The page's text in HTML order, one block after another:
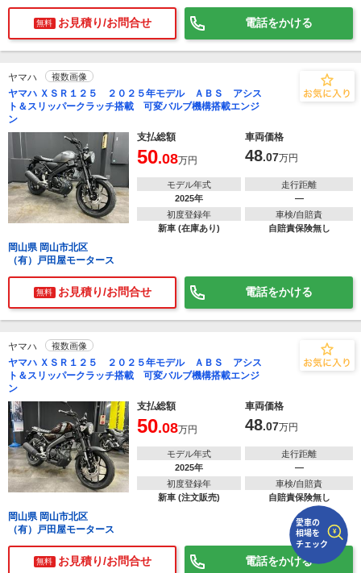
無料 お見積り/お問合せ 電話をかける
ヤマハ 複数画像
ヤマハ ＸＳＲ１２５ ２０２５年モデル ＡＢＳ アシス
ト＆スリッパークラッチ搭載 可変バルブ機構搭載エンジ
ン
支払総額
車両価格
50.08万円 48.07万円
モデル年式
2025年
走行距離
―
初度登録年
新車 (在庫あり)
車検/自賠責
自賠責保険無し
岡山県 岡山市北区
（有）戸田屋モータース
無料 お見積り/お問合せ 電話をかける
ヤマハ 複数画像
ヤマハ ＸＳＲ１２５ ２０２５年モデル ＡＢＳ アシス
ト＆スリッパークラッチ搭載 可変バルブ機構搭載エンジ
ン
支払総額
車両価格
50.08万円 48.07万円
モデル年式
2025年
走行距離
―
初度登録年
新車 (注文販売)
車検/自賠責
自賠責保険無し
岡山県 岡山市北区
（有）戸田屋モータース
無料 お見積り/お問合せ 電話をかける
まずはメーカーを選択する
車種
走行距離(任意)